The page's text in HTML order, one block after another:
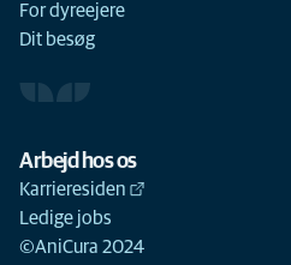
For dyreejere
Dit besøg
Arbejd hos os
Karrieresiden
Ledige jobs
©AniCura 2024